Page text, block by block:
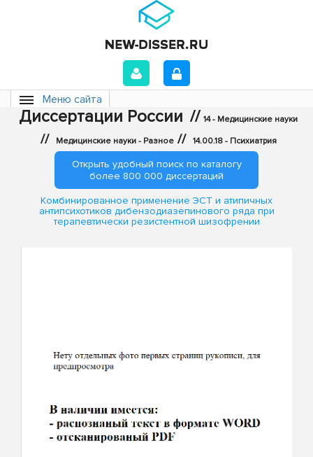
Меню сайта
Диссертации России // 14 - Медицинские науки
// Медицинские науки - Разное // 14.00.18 - Психиатрия
Открыть удобный поиск по каталогу
более 800 000 диссертаций
Комбинированное применение ЭСТ и атипичных
антипсихотиков дибензодиазепинового ряда при
терапевтически резистентной шизофрении